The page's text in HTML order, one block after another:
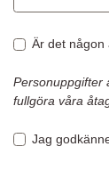
Är det någon
Personuppgifter
fullgöra våra
Jag